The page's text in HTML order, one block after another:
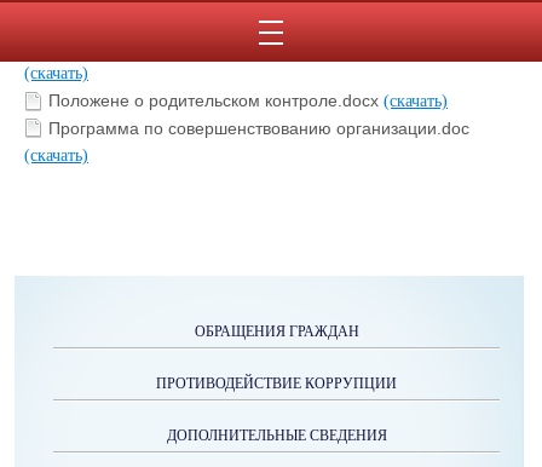
Положение об организации горячего питания.docx
Приказ об организации бесплатного горячего питания.doc
(скачать)
Положене о родительском контроле.docx (скачать)
Программа по совершенствованию организации.doc
(скачать)
ОБРАЩЕНИЯ ГРАЖДАН
ПРОТИВОДЕЙСТВИЕ КОРРУПЦИИ
ДОПОЛНИТЕЛЬНЫЕ СВЕДЕНИЯ